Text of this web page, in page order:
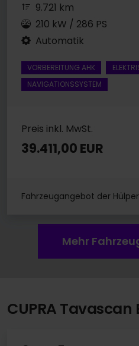
9.721 km
210 kW / 286 PS
Automatik
VORBEREITUNG AHK
NAVIGATIONSSYSTEM
Preis inkl. MwSt.
39.411,00 EUR
Fahrzeugangebot der
Mehr
CUPRA